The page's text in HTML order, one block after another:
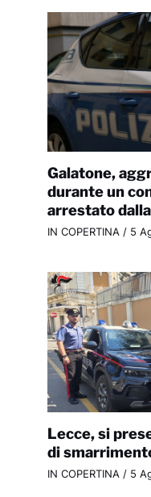
Galatone,
durante un
arrestato
IN COPERTINA / 5
Lecce, si
di
IN COPERTINA / 5